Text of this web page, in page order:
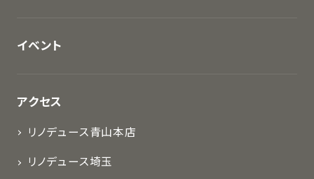
イベント
アクセス
リノデュース青山本店
リノデュース埼玉